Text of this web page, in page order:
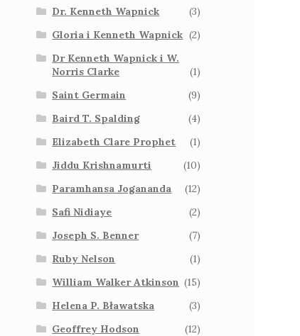
Dr. Kenneth Wapnick
(3)
Gloria i Kenneth Wapnick (2)
Dr Kenneth Wapnick i W.
Norris Clarke
(1)
Saint Germain
(9)
Baird T. Spalding
(4)
Elizabeth Clare Prophet
(1)
Jiddu Krishnamurti
(10)
Paramhansa Jogananda
(12)
Safi Nidiaye
(2)
Joseph S. Benner
(7)
Ruby Nelson
(1)
William Walker Atkinson (15)
Helena P. Bławatska
(3)
Geoffrey Hodson
(12)